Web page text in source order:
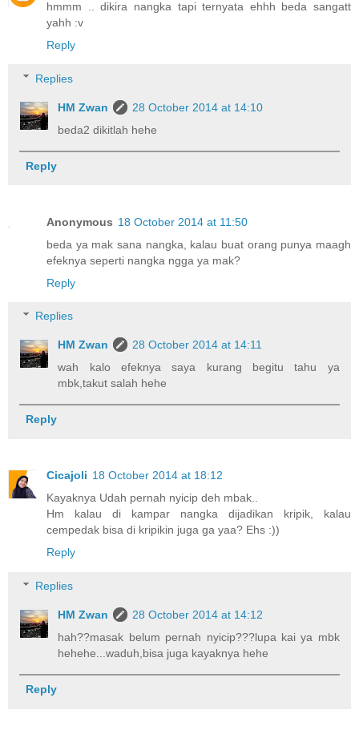
hmmm .. dikira nangka tapi ternyata ehhh beda sangatt
yahh :v
Reply
Replies
HM Zwan
28 October 2014 at 14:10
beda2 dikitlah hehe
Reply
Anonymous 18 October 2014 at 11:50
beda ya mak sana nangka, kalau buat orang punya maagh
efeknya seperti nangka ngga ya mak?
Reply
Replies
HM Zwan
28 October 2014 at 14:11
wah kalo efeknya saya kurang begitu tahu ya
mbk,takut salah hehe
Reply
Cicajoli 18 October 2014 at 18:12
Kayaknya Udah pernah nyicip deh mbak..
Hm kalau di kampar nangka dijadikan kripik, kalau
cempedak bisa di kripikin juga ga yaa? Ehs :))
Reply
Replies
HM Zwan
28 October 2014 at 14:12
hah??masak belum pernah nyicip???lupa kai ya mbk
hehehe...waduh,bisa juga kayaknya hehe
Reply